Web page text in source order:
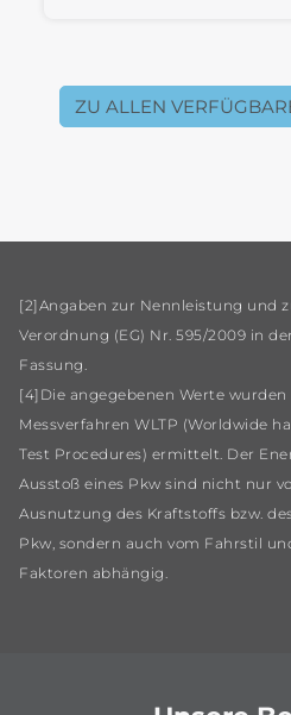
ZU ALLEN
[2]Angaben zur Nennleistung und
Verordnung (EG) Nr. 595/2009 in
Fassung.
[4]Die angegebenen Werte
Messverfahren WLTP (Worldwide
Test Procedures) ermittelt. Der
Ausstoß eines Pkw sind nicht nur
Ausnutzung des Kraftstoffs bzw.
Pkw, sondern auch vom Fahrstil
Faktoren abhängig.